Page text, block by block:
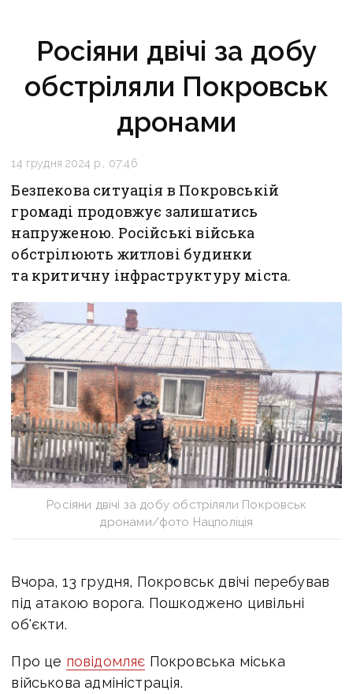
Росіяни двічі за добу
обстріляли Покровськ
дронами
14 грудня 2024 р., 07:46
Безпекова ситуація в Покровській
громаді продовжує залишатись
напруженою. Російські війська
обстрілюють житлові будинки
та критичну інфраструктуру міста.
Росіяни двічі за добу обстріляли Покровськ
дронами/фото Нацполіція
Вчора, 13 грудня, Покровськ двічі перебував
під атакою ворога. Пошкоджено цивільні
об'єкти.
Про це повідомляє Покровська міська
військова адміністрація.